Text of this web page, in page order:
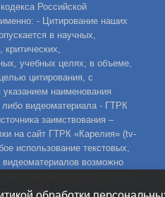
Российской
- Цитирование наших
в научных,
критических,
учебных целях, в объеме,
цитирования, с
наименования
либо видеоматериала - ГТРК
заимствования –
на сайт ГТРК «Карелия» (tv-
использование текстовых,
возможно
16 лет.